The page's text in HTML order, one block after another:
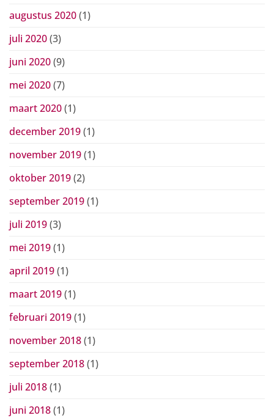
augustus 2020(1)
juli 2020(3)
juni 2020(9)
mei 2020(7)
maart 2020(1)
december 2019(1)
november 2019(1)
oktober 2019(2)
september 2019(1)
juli 2019(3)
mei 2019(1)
april 2019(1)
maart 2019(1)
februari 2019(1)
november 2018(1)
september 2018(1)
juli 2018(1)
juni 2018(1)